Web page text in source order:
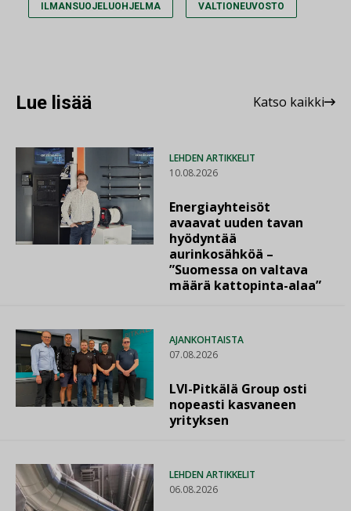
ILMANSUOJELUOHJELMA VALTIONEUVOSTO
Lue lisää Katso kaikki
LEHDEN ARTIKKELIT
10.08.2026
Energiayhteisöt
avaavat uuden tavan
hyödyntää
aurinkosähköä –
”Suomessa on valtava
määrä kattopinta-alaa”
AJANKOHTAISTA
07.08.2026
LVI-Pitkälä Group osti
nopeasti kasvaneen
yrityksen
LEHDEN ARTIKKELIT
06.08.2026